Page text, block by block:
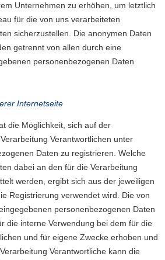
Unternehmen zu erhöhen, um letztlich
für die von uns verarbeiteten
sicherzustellen. Die anonymen Daten
getrennt von allen durch eine
personenbezogenen Daten
Internetseite
die Möglichkeit, sich auf der
Verantwortlichen unter
Daten zu registrieren. Welche
dabei an den für die Verarbeitung
werden, ergibt sich aus der jeweiligen
Registrierung verwendet wird. Die von
personenbezogenen Daten
die interne Verwendung bei dem für die
und für eigene Zwecke erhoben und
Verantwortliche kann die